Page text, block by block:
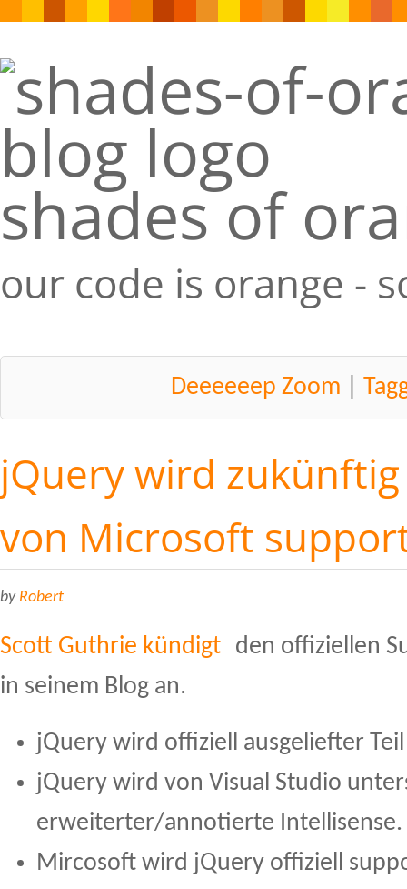
shades of
our code is orange -
Deeeeeep Zoom
jQuery wird
von Microsoft
by Robert
Scott Guthrie kündigt
den offiziellen
in seinem Blog an.
jQuery wird offiziell ausgeliefter Teil
jQuery wird von Visual Studio
erweiterter/annotierte Intellisense.
Mircosoft wird jQuery offiziell